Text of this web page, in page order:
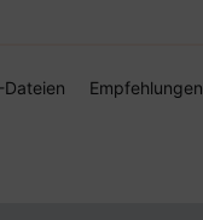
Empfehlungen